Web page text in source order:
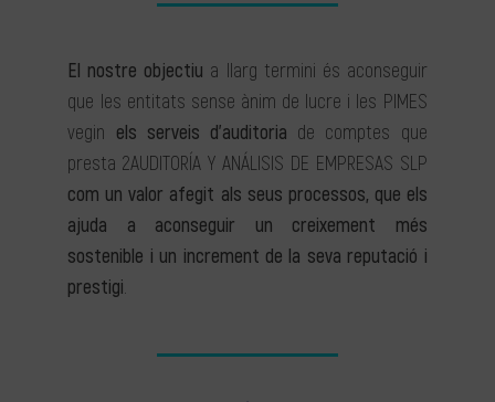
El nostre objectiu a llarg termini és aconseguir
que les entitats sense ànim de lucre i les PIMES
vegin els serveis d’auditoria de comptes que
presta 2AUDITORÍA Y ANÁLISIS DE EMPRESAS SLP
com un valor afegit als seus processos, que els
ajuda a aconseguir un creixement més
sostenible i un increment de la seva reputació i
prestigi.